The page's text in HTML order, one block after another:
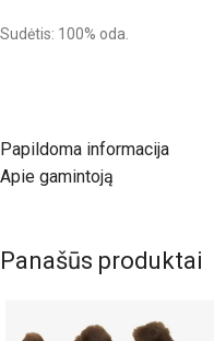
Sudėtis: 100% oda.
Papildoma informacija
Apie gamintoją
Panašūs produktai